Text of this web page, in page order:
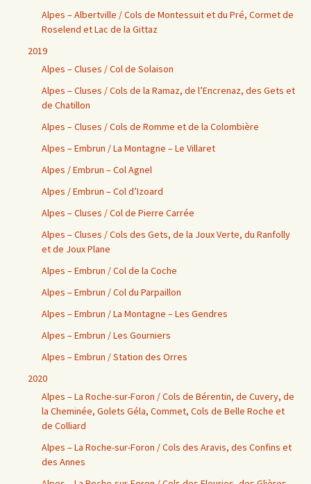
Alpes – Albertville / Cols de Montessuit et du Pré, Cormet de
Roselend et Lac de la Gittaz
2019
Alpes – Cluses / Col de Solaison
Alpes – Cluses / Cols de la Ramaz, de l’Encrenaz, des Gets et
de Chatillon
Alpes – Cluses / Cols de Romme et de la Colombière
Alpes – Embrun / La Montagne – Le Villaret
Alpes / Embrun – Col Agnel
Alpes / Embrun – Col d’Izoard
Alpes – Cluses / Col de Pierre Carrée
Alpes – Cluses / Cols des Gets, de la Joux Verte, du Ranfolly
et de Joux Plane
Alpes – Embrun / Col de la Coche
Alpes – Embrun / Col du Parpaillon
Alpes – Embrun / La Montagne – Les Gendres
Alpes – Embrun / Les Gourniers
Alpes – Embrun / Station des Orres
2020
Alpes – La Roche-sur-Foron / Cols de Bérentin, de Cuvery, de
la Cheminée, Golets Géla, Commet, Cols de Belle Roche et
de Colliard
Alpes – La Roche-sur-Foron / Cols des Aravis, des Confins et
des Annes